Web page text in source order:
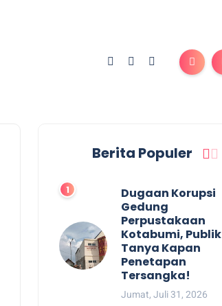
Berita Populer
Dugaan Korupsi
Gedung
Perpustakaan
Kotabumi, Publik
Tanya Kapan
Penetapan
Tersangka!
Jumat, Juli 31, 2026